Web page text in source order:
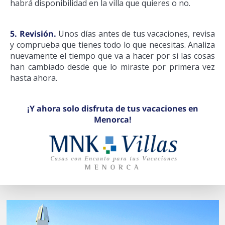
habrá disponibilidad en la villa que quieres o no.
5. Revisión. Unos días antes de tus vacaciones, revisa
y comprueba que tienes todo lo que necesitas. Analiza
nuevamente el tiempo que va a hacer por si las cosas
han cambiado desde que lo miraste por primera vez
hasta ahora.
¡Y ahora solo disfruta de tus vacaciones en
Menorca!